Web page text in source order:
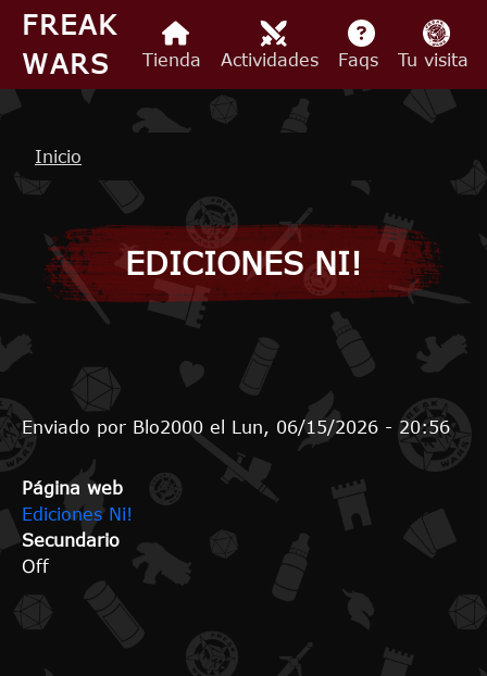
Pasar al contenido principal
FREAK
WARS
Tienda Actividades Faqs Tu visita
Ruta de navegación
Inicio
EDICIONES NI!
Enviado por Blo2000 el Lun, 06/15/2026 - 20:56
Página web
Ediciones Ni!
Secundario
Off